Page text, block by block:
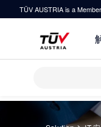
TÜV AUSTRIA is a
解决方